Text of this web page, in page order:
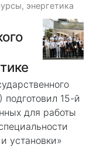
энергетика
подготовил 15-й
для работы
установки»